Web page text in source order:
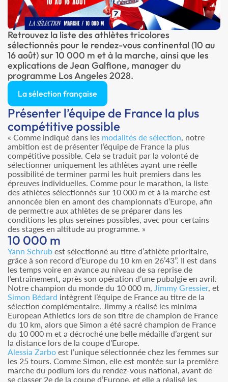
Retrouvez la liste des athlètes tricolores
sélectionnés pour le rendez-vous continental (10 au
16 août) sur 10 000 m et à la marche, ainsi que les
explications de Jean Galfione, manager du
programme Los Angeles 2028.
La sélection française
Présenter l’équipe de France la plus
compétitive possible
« Comme indiqué dans les modalités de sélection , notre
ambition est de présenter l’équipe de France la plus
compétitive possible. Cela se traduit par la volonté de
sélectionner uniquement les athlètes ayant une réelle
possibilité de terminer parmi les huit premiers dans les
épreuves individuelles. Comme pour le marathon, la liste
des athlètes sélectionnés sur 10 000 m et à la marche est
annoncée bien en amont des championnats d’Europe, afin
de permettre aux athlètes de se préparer dans les
conditions les plus sereines possibles, avec pour certains
des stages en altitude au programme. »
10 000 m
Yann Schrub est sélectionné au titre d’athlète prioritaire,
grâce à son record d’Europe du 10 km en 26’43’’. Il est dans
les temps voire en avance au niveau de sa reprise de
l’entraînement, après son opération d’une pubalgie en avril.
Notre champion du monde du 10 000 m,
Jimmy Gressier, et
Simon Bédard intègrent l’équipe de France au titre de la
sélection complémentaire. Jimmy a réalisé les minima
European Athletics lors de son titre de champion de France
du 10 km, alors que Simon a été sacré champion de France
du 10 000 m et a décroché une belle médaille d’argent sur
la distance lors de la coupe d’Europe.
Alessia Zarbo est l’unique sélectionnée chez les femmes sur
les 25 tours. Comme Simon, elle est montée sur la première
marche du podium lors du rendez-vous national, avant de
se classer 2e de la coupe d’Europe, et elle a réalisé les